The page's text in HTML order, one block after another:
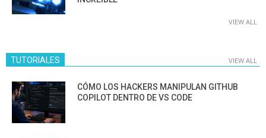
VIEW ALL
TUTORIALES VIEW ALL
CÓMO LOS HACKERS MANIPULAN GITHUB
COPILOT DENTRO DE VS CODE